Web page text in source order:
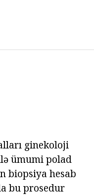
ginekoloji
ümumi polad
biopsiya hesab
bu prosedur